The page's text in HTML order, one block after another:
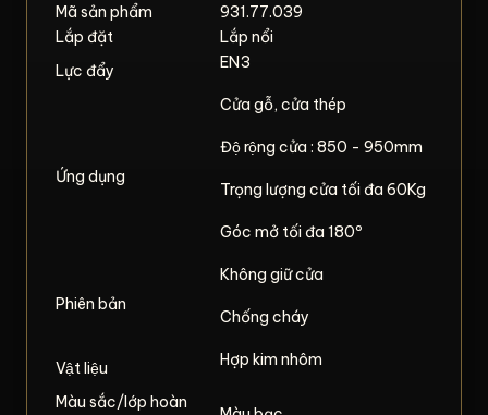
Mã sản phẩm
931.77.039
Lắp đặt
Lắp nổi
Lực đẩy
EN3
Ứng dụng
Cửa gỗ, cửa thép
Độ rộng cửa : 850 - 950mm
Trọng lượng cửa tối đa 60Kg
Góc mở tối đa 180º
Phiên bản
Không giữ cửa
Chống cháy
Vật liệu Hợp kim nhôm
Màu sắc/lớp hoàn